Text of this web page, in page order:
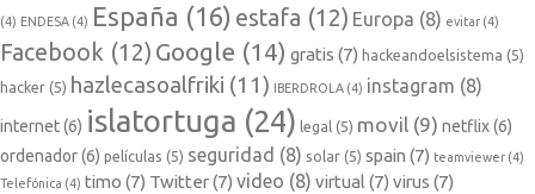
(4) ENDESA (4) España (16) estafa (12) Europa (8) evitar (4)
Facebook (12) Google (14) gratis (7) hackeandoelsistema (5)
hacker (5) hazlecasoalfriki (11) IBERDROLA (4) instagram (8)
internet(6) islatortuga (24) legal (5) movil (9) netflix(6)
ordenador(6) películas (5) seguridad (8) solar (5) spain (7) teamviewer (4)
Telefónica (4) timo (7) Twitter(7) video (8) virtual (7) virus (7)